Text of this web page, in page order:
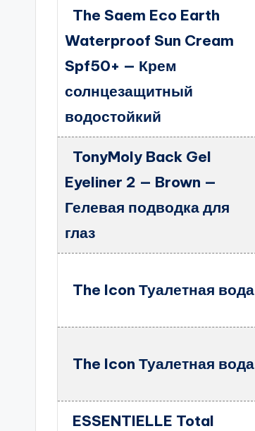
The Saem Eco Earth
Waterproof Sun Cream
Spf50+ — Крем
солнцезащитный
водостойкий
TonyMoly Back Gel
Eyeliner 2 — Brown —
Гелевая подводка для
глаз
The Icon Туалетная вода
The Icon Туалетная вода
ESSENTIELLE Total